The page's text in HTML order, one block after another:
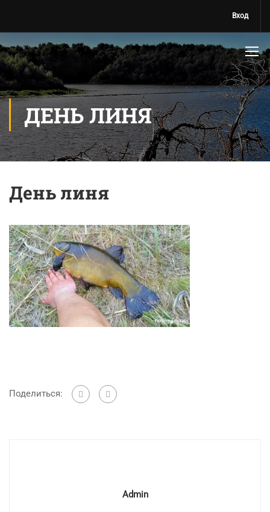
Вход
ДЕНЬ ЛИНЯ
День линя
Поделиться:
Admin